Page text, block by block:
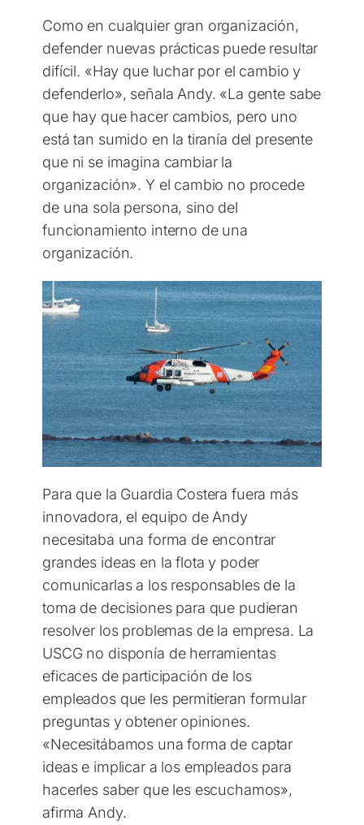
Como en cualquier gran organización,
defender nuevas prácticas puede resultar
difícil. «Hay que luchar por el cambio y
defenderlo», señala Andy. «La gente sabe
que hay que hacer cambios, pero uno
está tan sumido en la tiranía del presente
que ni se imagina cambiar la
organización». Y el cambio no procede
de una sola persona, sino del
funcionamiento interno de una
organización.
Para que la Guardia Costera fuera más
innovadora, el equipo de Andy
necesitaba una forma de encontrar
grandes ideas en la flota y poder
comunicarlas a los responsables de la
toma de decisiones para que pudieran
resolver los problemas de la empresa. La
USCG no disponía de herramientas
eficaces de participación de los
empleados que les permitieran formular
preguntas y obtener opiniones.
«Necesitábamos una forma de captar
ideas e implicar a los empleados para
hacerles saber que les escuchamos»,
afirma Andy.